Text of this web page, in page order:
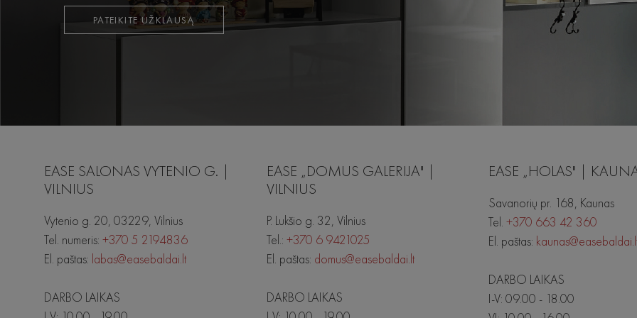
PATEIKITE UŽKLAUSĄ
EASE SALONAS VYTENIO G. |
VILNIUS
Vytenio g. 20, 03229, Vilnius
Tel. numeris: +370 5 2194836
El. paštas: labas@easebaldai.lt
DARBO LAIKAS
EASE „DOMUS GALERIJA" |
VILNIUS
P. Lukšio g. 32, Vilnius
Tel.: +370 6 9421025
El. paštas: domus@easebaldai.lt
DARBO LAIKAS
EASE „HOLAS" |
Savanorių pr. 168, Kaunas
Tel. +370 663 42 360
El. paštas:
DARBO LAIKAS
I-V: 09.00 - 18.00